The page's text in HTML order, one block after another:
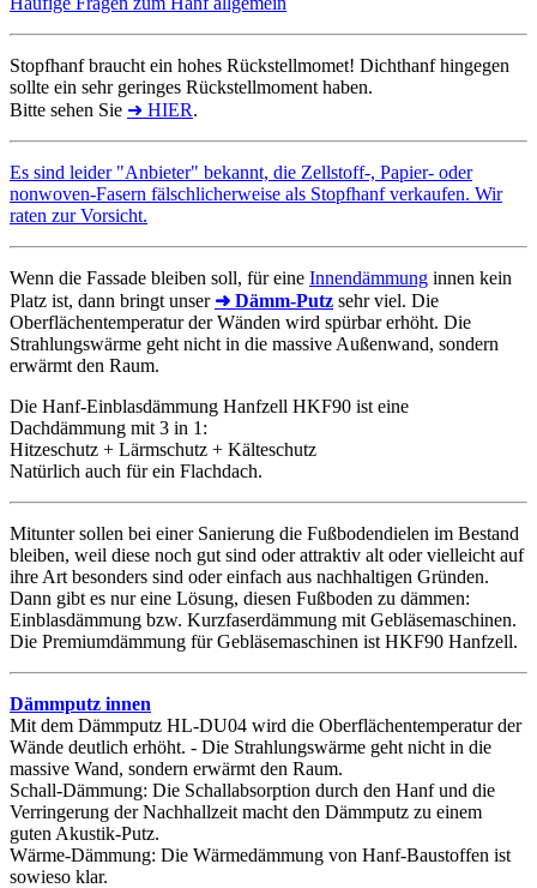
Stopfhanf braucht ein hohes Rückstellmomet! Dichthanf hingegen
sollte ein sehr geringes Rückstellmoment haben.
Bitte sehen Sie ➜ HIER.
Es sind leider "Anbieter" bekannt, die Zellstoff-, Papier- oder
nonwoven-Fasern fälschlicherweise als Stopfhanf verkaufen. Wir
raten zur Vorsicht.
Wenn die Fassade bleiben soll, für eine Innendämmung innen kein
Platz ist, dann bringt unser ➜ Dämm-Putz sehr viel. Die
Oberflächentemperatur der Wänden wird spürbar erhöht. Die
Strahlungswärme geht nicht in die massive Außenwand, sondern
erwärmt den Raum.
Die Hanf-Einblasdämmung Hanfzell HKF90 ist eine
Dachdämmung mit 3 in 1:
Hitzeschutz + Lärmschutz + Kälteschutz
Natürlich auch für ein Flachdach.
Mitunter sollen bei einer Sanierung die Fußbodendielen im Bestand
bleiben, weil diese noch gut sind oder attraktiv alt oder vielleicht auf
ihre Art besonders sind oder einfach aus nachhaltigen Gründen.
Dann gibt es nur eine Lösung, diesen Fußboden zu dämmen:
Einblasdämmung bzw. Kurzfaserdämmung mit Gebläsemaschinen.
Die Premiumdämmung für Gebläsemaschinen ist HKF90 Hanfzell.
Dämmputz innen
Mit dem Dämmputz HL-DU04 wird die Oberflächentemperatur der
Wände deutlich erhöht. - Die Strahlungswärme geht nicht in die
massive Wand, sondern erwärmt den Raum.
Schall-Dämmung: Die Schallabsorption durch den Hanf und die
Verringerung der Nachhallzeit macht den Dämmputz zu einem
guten Akustik-Putz.
Wärme-Dämmung: Die Wärmedämmung von Hanf-Baustoffen ist
sowieso klar.